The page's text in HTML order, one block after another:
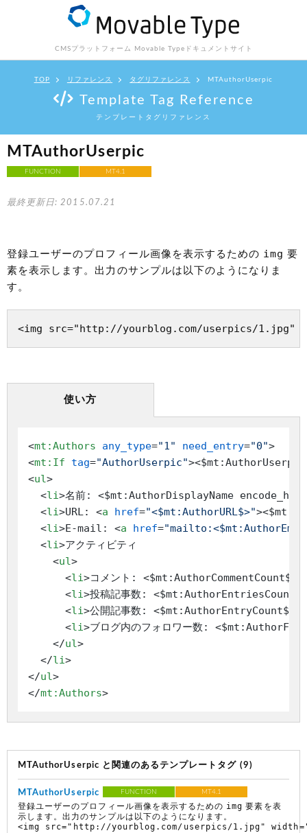
CMSプラットフォーム Movable Type ドキュメントサイト
TOP リファレンス タグリファレンス MTAuthorUserpic
Template Tag Reference
テンプレートタグリファレンス
MTAuthorUserpic
FUNCTION MT4.1
最終更新日: 2015.07.21
登録ユーザーのプロフィール画像を表示するための img 要
素を表示します。出力のサンプルは以下のようになりま
す。
<img src="http://yourblog.com/userpics/1.jpg"
使い方
<mt:Authors any_type="1" need_entry="0">
<mt:If tag="AuthorUserpic">
<ul>
<li>名前: <$mt:AuthorDisplayName
<li>URL: <a href="<$mt:AuthorURL$>">
<li>E-mail: <a href=
<li>アクティビティ
<ul>
<li>コメント: <$mt:AuthorCommentCount$>
<li>投稿記事数:
<li>公開記事数: <$mt:AuthorEntryCount$>
<li>ブログ内のフォロワー数:
</ul>
</li>
</ul>
</mt:Authors>
MTAuthorUserpic と関連のあるテンプレートタグ (9)
MTAuthorUserpic FUNCTION MT4.1
登録ユーザーのプロフィール画像を表示するための img 要素を表
示します。出力のサンプルは以下のようになります。
<img src="http://yourblog.com/userpics/1.jpg"